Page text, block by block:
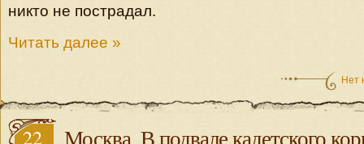
никто не пострадал.
Читать далее »
Нет
22 Москва. В подвале кадетского